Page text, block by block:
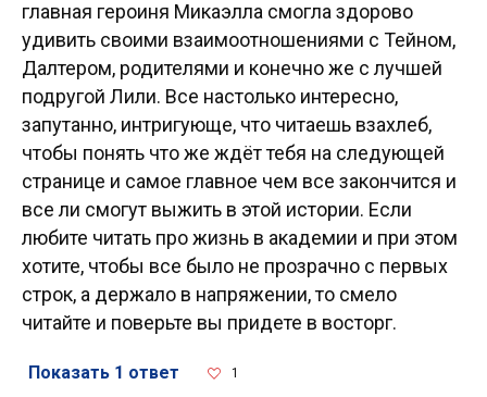
главная героиня Микаэлла смогла здорово
удивить своими взаимоотношениями с Тейном,
Далтером, родителями и конечно же с лучшей
подругой Лили. Все настолько интересно,
запутанно, интригующе, что читаешь взахлеб,
чтобы понять что же ждёт тебя на следующей
странице и самое главное чем все закончится и
все ли смогут выжить в этой истории. Если
любите читать про жизнь в академии и при этом
хотите, чтобы все было не прозрачно с первых
строк, а держало в напряжении, то смело
читайте и поверьте вы придете в восторг.
Показать 1 ответ 1